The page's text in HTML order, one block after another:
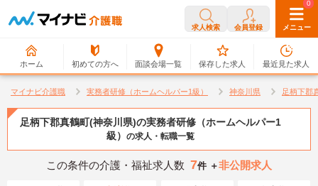
求人検索 会員登録 メニュー
ホーム 初めての方へ 面談会場一覧
0
保存した求人
0
最近見た求人
マイナビ介護職 実務者研修（ホームヘルパー1級） 神奈川県 足柄下郡
足柄下郡真鶴町(神奈川県)の実務者研修（ホームヘルパー1
級） の求人・転職一覧
この条件の介護・福祉求人数 7件 ＋非公開求人